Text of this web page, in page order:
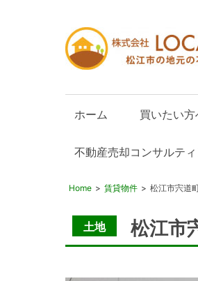
市ホーム 買いたい方
不動産売却コンサルテ
Home 賃貸物件 松江市宍道
土地 松江市